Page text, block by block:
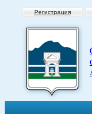
Регистрация